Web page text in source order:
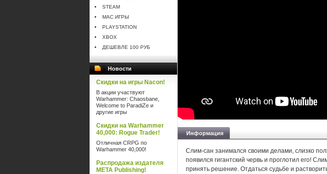
STEAM
MAC ИГРЫ
PLAYSTATION
XBOX
ДЕШЕВЛЕ 100 РУБ
Новости
Скидки на игры Nacon!
В акции участвуют
Warhammer: Chaosbane,
Welcome to ParadiZe и
другие игры
Скидки на Warhammer
40,000: Rogue Trader!
Отличная CRPG по
Warhammer 40,000!
Распродажа издателя
META Publishing!
Информация
Слим-сан занимался своими делами, слизко
появился гигантский червь и проглотил его!
принять решение. Отдаться судьбе и